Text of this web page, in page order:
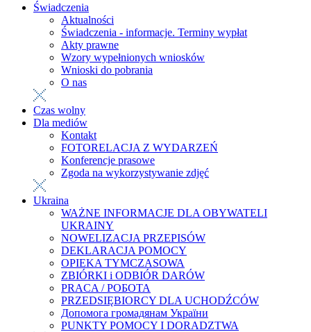
Świadczenia
Aktualności
Świadczenia - informacje. Terminy wypłat
Akty prawne
Wzory wypełnionych wniosków
Wnioski do pobrania
O nas
Czas wolny
Dla mediów
Kontakt
FOTORELACJA Z WYDARZEŃ
Konferencje prasowe
Zgoda na wykorzystywanie zdjęć
Ukraina
WAŻNE INFORMACJE DLA OBYWATELI
UKRAINY
NOWELIZACJA PRZEPISÓW
DEKLARACJA POMOCY
OPIEKA TYMCZASOWA
ZBIÓRKI i ODBIÓR DARÓW
PRACA / РОБОТА
PRZEDSIĘBIORCY DLA UCHODŹCÓW
Допомога громадянам України
PUNKTY POMOCY I DORADZTWA